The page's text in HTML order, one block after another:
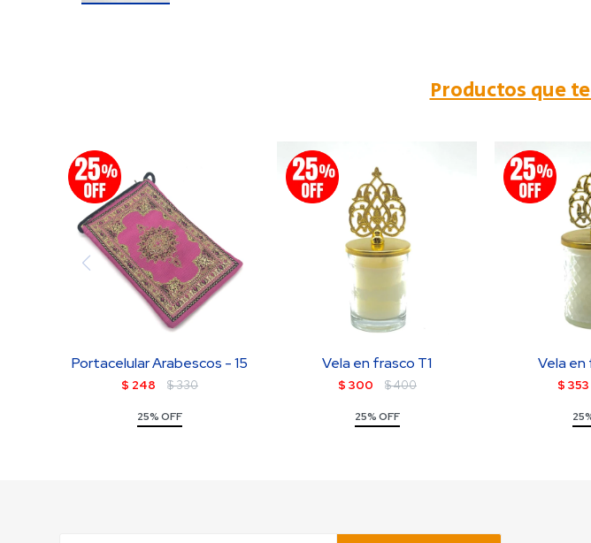
Productos que
Portacelular Arabescos - 15
$ 248 $330
25% OFF
Vela en frasco T1
$ 300 $400
25% OFF
Vela en
$ 353